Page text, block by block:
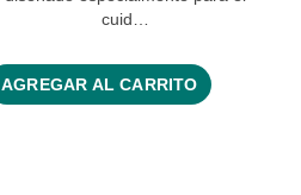
cuid…
AGREGAR AL CARRITO